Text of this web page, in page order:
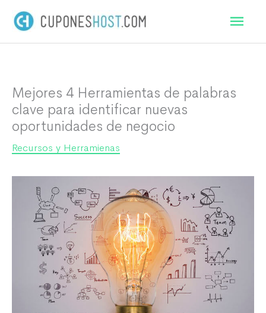
contenido
Mejores 4 Herramientas de palabras
clave para identificar nuevas
oportunidades de negocio
Recursos y Herramienas